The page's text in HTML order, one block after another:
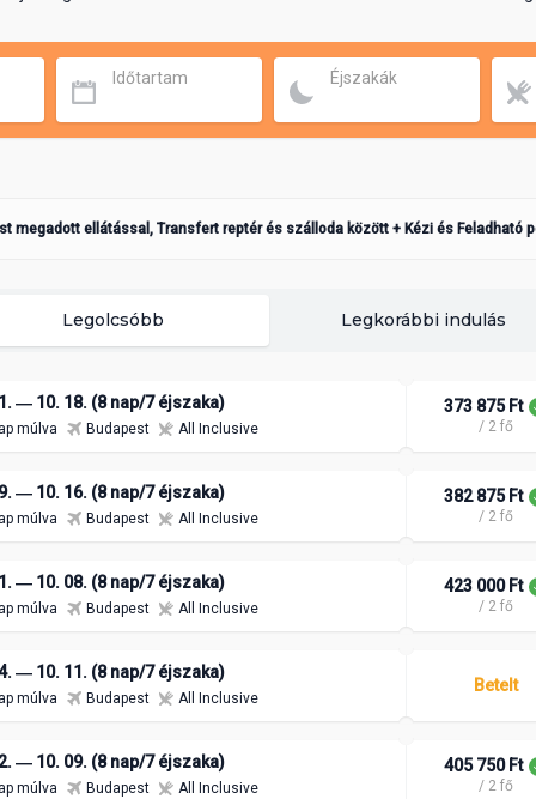
Időtartam Éjszakák
megadott ellátással, Transfert reptér és szálloda között + Kézi és Feladható
Legolcsóbb Legkorábbi indulás
― 10. 18. (8 nap/7 éjszaka)
múlva Budapest All Inclusive
373 875 Ft
/ 2 fő
― 10. 16. (8 nap/7 éjszaka)
múlva Budapest All Inclusive
382 875 Ft
/ 2 fő
― 10. 08. (8 nap/7 éjszaka)
múlva Budapest All Inclusive
423 000 Ft
/ 2 fő
― 10. 11. (8 nap/7 éjszaka)
múlva Budapest All Inclusive
Betelt
― 10. 09. (8 nap/7 éjszaka)
múlva Budapest All Inclusive
405 750 Ft
/ 2 fő